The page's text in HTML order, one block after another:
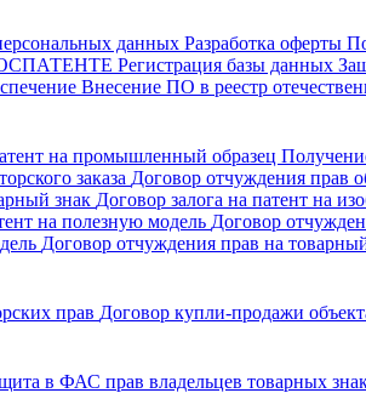
данных Разработка оферты
РОСПАТЕНТЕ Регистрация базы данных
Внесение ПО в реестр
на промышленный образец
заказа Договор отчуждения прав
знак Договор залога на патент на
на полезную модель Договор
Договор отчуждения прав на
прав Договор купли-продажи
в ФАС прав владельцев товарных